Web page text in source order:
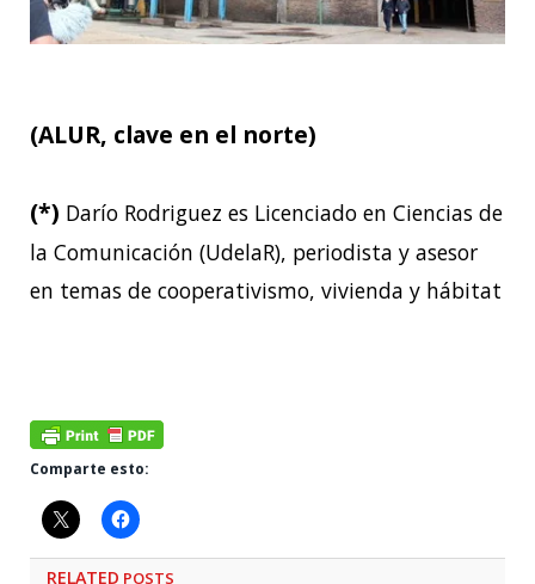
(ALUR, clave en el norte)
(*) Darío Rodriguez es Licenciado en Ciencias de
la Comunicación (UdelaR), periodista y asesor
en temas de cooperativismo, vivienda y hábitat
Comparte esto:
RELATED POSTS